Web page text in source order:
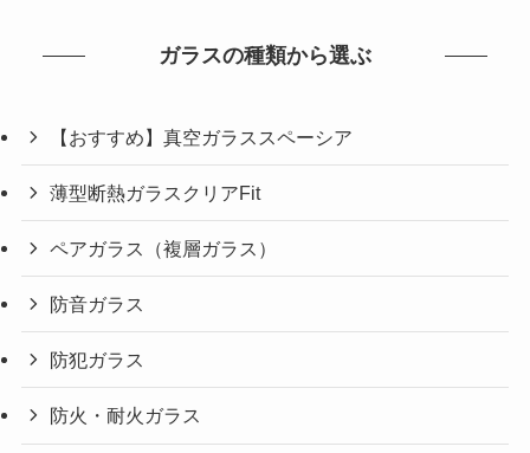
ガラスの種類から選ぶ
【おすすめ】真空ガラススペーシア
薄型断熱ガラスクリアFit
ペアガラス（複層ガラス）
防音ガラス
防犯ガラス
防火・耐火ガラス